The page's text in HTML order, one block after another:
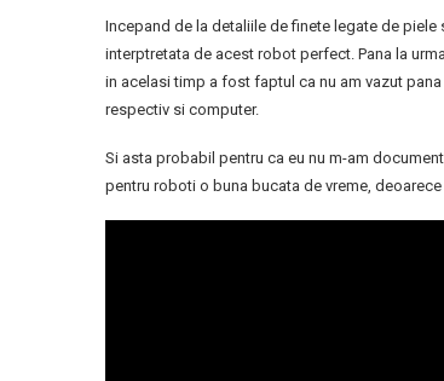
Incepand de la detaliile de finete legate de piele
interptretata de acest robot perfect. Pana la
in acelasi timp a fost faptul ca nu am vazut
respectiv si computer.
Si asta probabil pentru ca eu nu m-am
pentru roboti o buna bucata de vreme,